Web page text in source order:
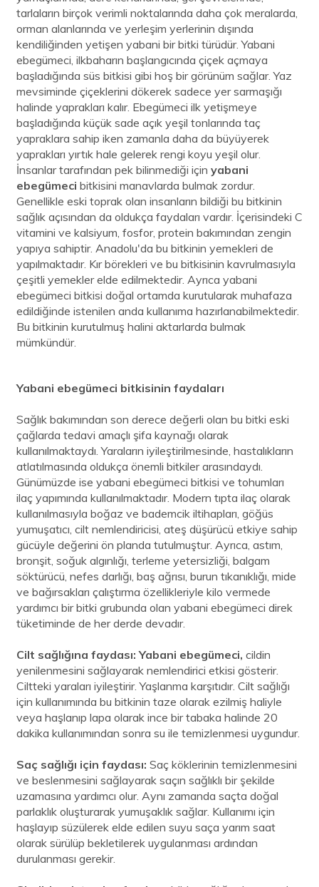
tarlaların birçok verimli noktalarında daha çok meralarda,
orman alanlarında ve yerleşim yerlerinin dışında
kendiliğinden yetişen yabani bir bitki türüdür. Yabani
ebegümeci, ilkbaharın başlangıcında çiçek açmaya
başladığında süs bitkisi gibi hoş bir görünüm sağlar. Yaz
mevsiminde çiçeklerini dökerek sadece yer sarmaşığı
halinde yaprakları kalır. Ebegümeci ilk yetişmeye
başladığında küçük sade açık yeşil tonlarında taç
yapraklara sahip iken zamanla daha da büyüyerek
yaprakları yırtık hale gelerek rengi koyu yeşil olur.
İnsanlar tarafından pek bilinmediği için yabani
ebegümeci bitkisini manavlarda bulmak zordur.
Genellikle eski toprak olan insanların bildiği bu bitkinin
sağlık açısından da oldukça faydaları vardır. İçerisindeki C
vitamini ve kalsiyum, fosfor, protein bakımından zengin
yapıya sahiptir. Anadolu'da bu bitkinin yemekleri de
yapılmaktadır. Kır börekleri ve bu bitkisinin kavrulmasıyla
çeşitli yemekler elde edilmektedir. Ayrıca yabani
ebegümeci bitkisi doğal ortamda kurutularak muhafaza
edildiğinde istenilen anda kullanıma hazırlanabilmektedir.
Bu bitkinin kurutulmuş halini aktarlarda bulmak
mümkündür.
Yabani ebegümeci bitkisinin faydaları
Sağlık bakımından son derece değerli olan bu bitki eski
çağlarda tedavi amaçlı şifa kaynağı olarak
kullanılmaktaydı. Yaraların iyileştirilmesinde, hastalıkların
atlatılmasında oldukça önemli bitkiler arasındaydı.
Günümüzde ise yabani ebegümeci bitkisi ve tohumları
ilaç yapımında kullanılmaktadır. Modern tıpta ilaç olarak
kullanılmasıyla boğaz ve bademcik iltihapları, göğüs
yumuşatıcı, cilt nemlendiricisi, ateş düşürücü etkiye sahip
gücüyle değerini ön planda tutulmuştur. Ayrıca, astım,
bronşit, soğuk algınlığı, terleme yetersizliği, balgam
söktürücü, nefes darlığı, baş ağrısı, burun tıkanıklığı, mide
ve bağırsakları çalıştırma özellikleriyle kilo vermede
yardımcı bir bitki grubunda olan yabani ebegümeci direk
tüketiminde de her derde devadır.
Cilt sağlığına faydası: Yabani ebegümeci, cildin
yenilenmesini sağlayarak nemlendirici etkisi gösterir.
Ciltteki yaraları iyileştirir. Yaşlanma karşıtıdır. Cilt sağlığı
için kullanımında bu bitkinin taze olarak ezilmiş haliyle
veya haşlanıp lapa olarak ince bir tabaka halinde 20
dakika kullanımından sonra su ile temizlenmesi uygundur.
Saç sağlığı için faydası: Saç köklerinin temizlenmesini
ve beslenmesini sağlayarak saçın sağlıklı bir şekilde
uzamasına yardımcı olur. Aynı zamanda saçta doğal
parlaklık oluşturarak yumuşaklık sağlar. Kullanımı için
haşlayıp süzülerek elde edilen suyu saça yarım saat
olarak sürülüp bekletilerek uygulanması ardından
durulanması gerekir.